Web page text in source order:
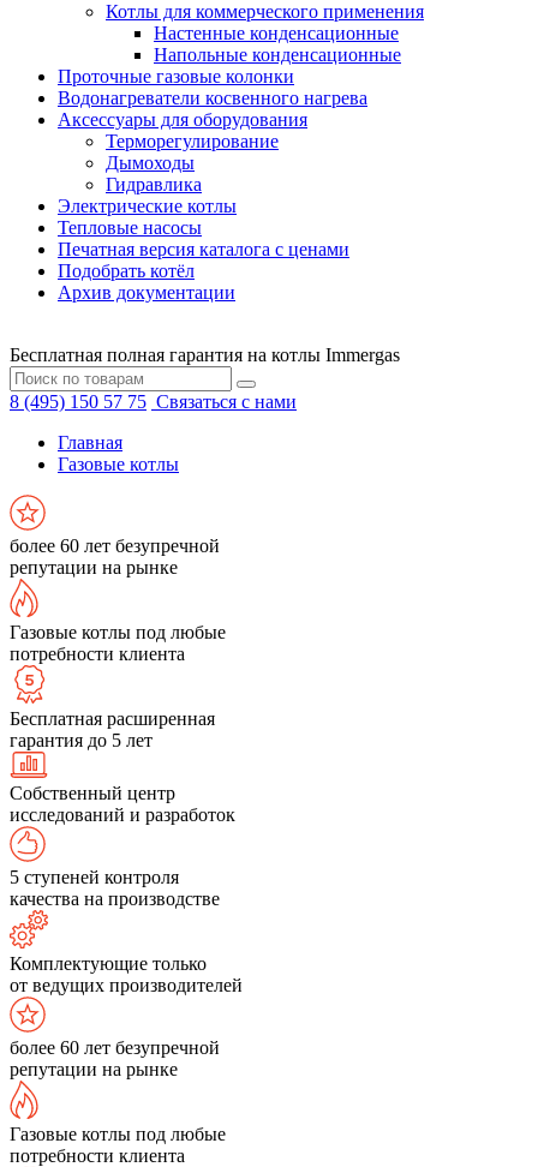
Котлы для коммерческого применения
Настенные конденсационные
Напольные конденсационные
Проточные газовые колонки
Водонагреватели косвенного нагрева
Аксессуары для оборудования
Терморегулирование
Дымоходы
Гидравлика
Электрические котлы
Тепловые насосы
Печатная версия каталога с ценами
Подобрать котёл
Архив документации
Бесплатная полная гарантия на котлы Immergas
8 (495) 150 57 75 Связаться с нами
Главная
Газовые котлы
более 60 лет безупречной
репутации на рынке
Газовые котлы под любые
потребности клиента
Бесплатная расширенная
гарантия до 5 лет
Собственный центр
исследований и разработок
5 ступеней контроля
качества на производстве
Комплектующие только
от ведущих производителей
более 60 лет безупречной
репутации на рынке
Газовые котлы под любые
потребности клиента